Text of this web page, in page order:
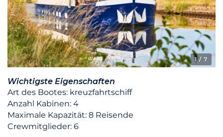
1/ 7
Wichtigste Eigenschaften
Art des Bootes: kreuzfahrtschiff
Anzahl Kabinen: 4
Maximale Kapazität: 8 Reisende
Crewmitglieder: 6